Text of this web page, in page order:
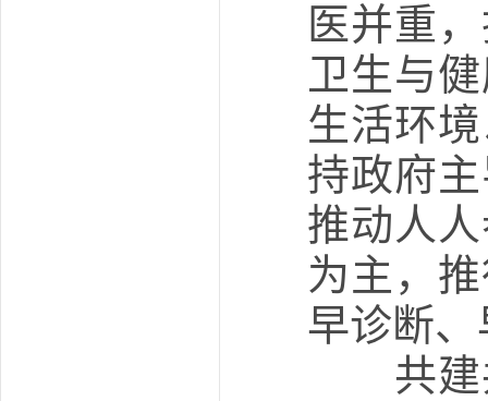
医并重
卫生与
生活环
持政府
推动人
为主，
早诊断
共建共